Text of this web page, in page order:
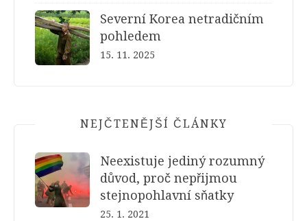
Severní Korea netradičním
pohledem
15. 11. 2025
NEJČTENĚJŠÍ ČLÁNKY
Neexistuje jediný rozumný
důvod, proč nepřijmou
stejnopohlavní sňatky
25. 1. 2021